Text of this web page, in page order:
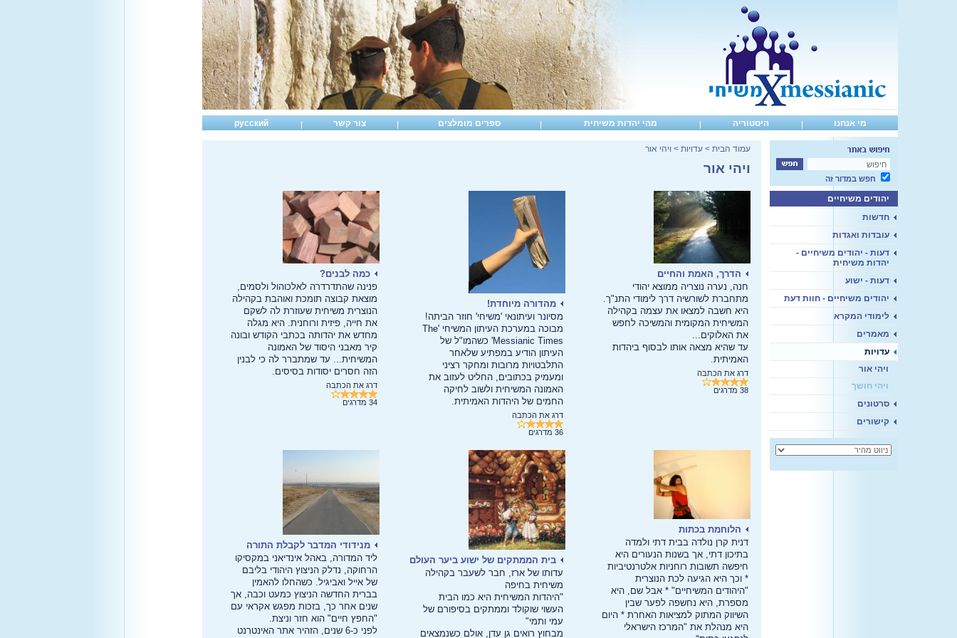
מי אנחנו היסטוריה מהי יהדות משיחית ספרים מומלצים צור קשר русский
חפש במדור זה
יהודים משיחיים
חדשות
עובדות ואגדות
דעות - יהודים משיחיים -
יהדות משיחית
דעות - ישוע
יהודים משיחיים - חוות דעת
לימודי המקרא
מאמרים
עדויות
ויהי אור
ויהי חושך
סרטונים
קישורים
עמוד הבית > עדויות > ויהי אור
ויהי אור
הדרך, האמת והחיים
חנה, נערה נוצריה ממוצא יהודי
מתחברת לשורשיה דרך לימודי התנ"ך.
היא חשבה למצאו את עצמה בקהילה
המשיחית המקומית והמשיכה לחפש
את האלוקים...
עד שהיא מצאה אותו לבסוף ביהדות
האמיתית.
דרג את הכתבה
38 מדרגים
מהדורה מיוחדת!
מסיונר ועיתונאי 'משיחי' חוזר הביתה!
מבוכה במערכת העיתון המשיחי 'The
Messianic Times' כשהמו"ל של
העיתון הודיע במפתיע שלאחר
התלבטויות מרובות ומחקר רציני
ומעמיק בכתובים, החליט לעזוב את
האמונה המשיחית ולשוב לחיקה
החמים של היהדות האמיתית.
דרג את הכתבה
36 מדרגים
כמה לבנים?
פנינה שהתדרדרה לאלכוהול ולסמים,
מוצאת קבוצה תומכת ואוהבת בקהילה
הנוצרית משיחית שעוזרת לה לשקם
את חייה, פיזית ורוחנית. היא מגלה
מחדש את יהדותה בכתבי הקודש ובונה
קיר מאבני היסוד של האמונה
המשיחית... עד שמתברר לה כי לבנין
הזה חסרים יסודות בסיסים.
דרג את הכתבה
34 מדרגים
הלוחמת בכתות
דנית קרן נולדה בבית דתי ולמדה
בתיכון דתי, אך בשנות הנעורים היא
חיפשה תשובות רוחניות אלטרנטיביות
* וכך היא הגיעה לכת הנוצרית
"היהודים המשיחיים" * אבל שם, היא
מספרת, היא נחשפה לפער שבין
השיווק המתוק למציאות האחרת * היום
היא מנהלת את "המרכז הישראלי
בית הממתקים של ישוע ביער העולם
עדותו של ארז, חבר לשעבר בקהילה
משיחית בחיפה
"היהדות המשיחית היא כמו הבית
העשוי שוקולד וממתקים בסיפורם של
עמי ותמי"
מבחוץ רואים גן עדן, אולם כשנמצאים
מנידודי המדבר לקבלת התורה
ליד המדורה, באהל אינדיאני במקסיקו
הרחוקה, נדלק הניצוץ היהודי בליבם
של אייל ואביגיל. כשהחלו להאמין
בברית החדשה הניצוץ כמעט וכבה, אך
שנים אחר כך, בזכות מפגש אקראי עם
"החפץ חיים" הוא חזר וניצת.
לפני כ-6 שנים, הזהיר אתר האינטרנט